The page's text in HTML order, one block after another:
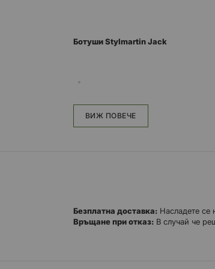
Ботуши Stylmartin Jack
естествена кожа, той предлага
глезените, вложка от подходяща
и цип. Сертифицирана от CE.
ВИЖ ПОВЕЧЕ
Безплатна доставка: Насладете се
Връщане при отказ: В случай че